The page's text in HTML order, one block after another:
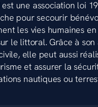
est une association loi
pour secourir
les vies humaines
le littoral. Grâce à son
elle peut aussi
et assurer la
nautiques ou